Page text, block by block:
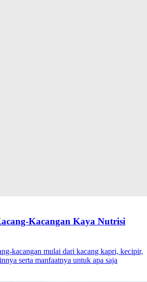
Kacangan Kaya Nutrisi
kacangan mulai dari kacang kapri, kecipir,
serta manfaatnya untuk apa saja